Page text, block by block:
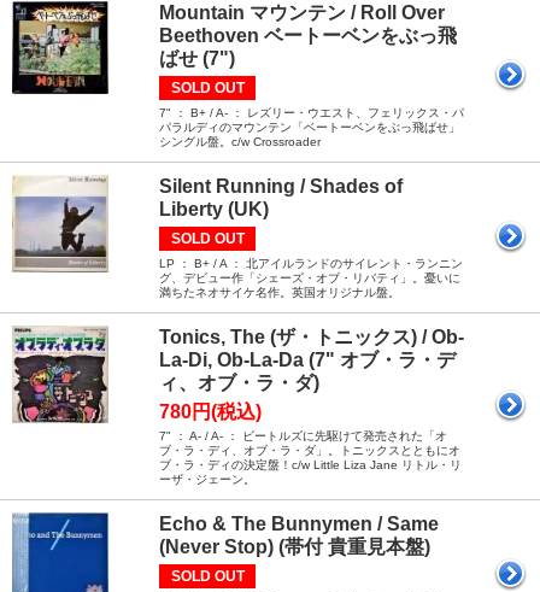
Mountain マウンテン / Roll Over
Beethoven ベートーベンをぶっ飛
ばせ (7")
SOLD OUT
7" ： B+ / A- ： レズリー・ウエスト、フェリックス・パ
パラルディのマウンテン「ベートーベンをぶっ飛ばせ」
シングル盤。c/w Crossroader
Silent Running / Shades of
Liberty (UK)
SOLD OUT
LP ： B+ / A ： 北アイルランドのサイレント・ランニン
グ、デビュー作「シェーズ・オブ・リバティ」。憂いに
満ちたネオサイケ名作。英国オリジナル盤。
Tonics, The (ザ・トニックス) / Ob-
La-Di, Ob-La-Da (7" オブ・ラ・デ
ィ、オブ・ラ・ダ)
780円(税込)
7" ： A- / A- ： ビートルズに先駆けて発売された「オ
ブ・ラ・ディ、オブ・ラ・ダ」。トニックスとともにオ
ブ・ラ・ディの決定盤！c/w Little Liza Jane リトル・リ
ーザ・ジェーン。
Echo & The Bunnymen / Same
(Never Stop) (帯付 貴重見本盤)
SOLD OUT